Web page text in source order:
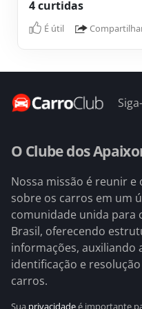
4 curtidas
É útil
O Clube dos
Nossa missão é reunir
sobre os carros em um
comunidade unida para
Brasil, oferecendo
informações, auxiliando
identificação e
carros.
Sua privacidadeé importante